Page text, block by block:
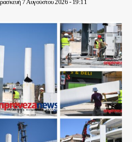
7 Αυγούστου 2026 - 19:11